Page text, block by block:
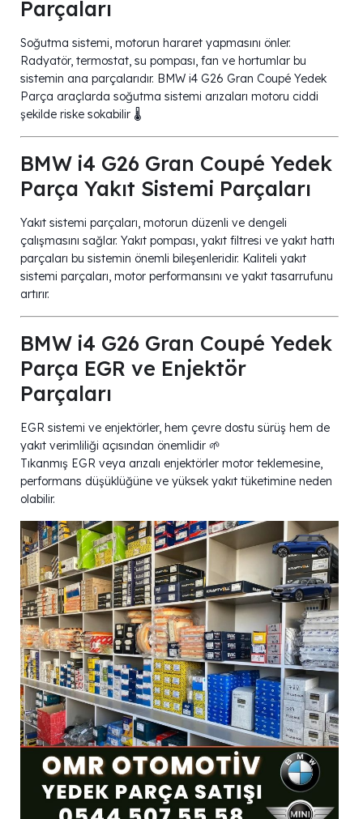
Parçaları
Soğutma sistemi, motorun hararet yapmasını önler.
Radyatör, termostat, su pompası, fan ve hortumlar bu
sistemin ana parçalarıdır. BMW i4 G26 Gran Coupé Yedek
Parça araçlarda soğutma sistemi arızaları motoru ciddi
şekilde riske sokabilir 🌡️
BMW i4 G26 Gran Coupé Yedek
Parça Yakıt Sistemi Parçaları
Yakıt sistemi parçaları, motorun düzenli ve dengeli
çalışmasını sağlar. Yakıt pompası, yakıt filtresi ve yakıt hattı
parçaları bu sistemin önemli bileşenleridir. Kaliteli yakıt
sistemi parçaları, motor performansını ve yakıt tasarrufunu
artırır.
BMW i4 G26 Gran Coupé Yedek
Parça EGR ve Enjektör
Parçaları
EGR sistemi ve enjektörler, hem çevre dostu sürüş hem de
yakıt verimliliği açısından önemlidir 🌱
Tıkanmış EGR veya arızalı enjektörler motor teklemesine,
performans düşüklüğüne ve yüksek yakıt tüketimine neden
olabilir.